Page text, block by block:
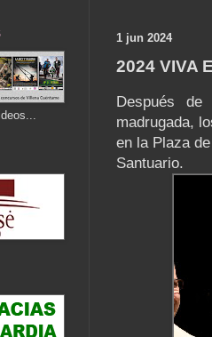
1 jun 2024
2024 VIVA
Después
madrugada,
en la Plaza
Santuario.